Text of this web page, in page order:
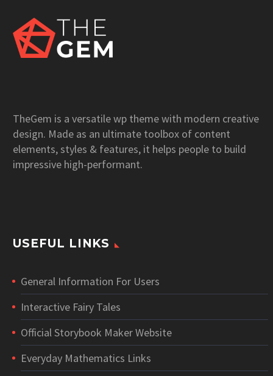
TheGem is a versatile wp theme with modern creative
design. Made as an ultimate toolbox of content
elements, styles & features, it helps people to build
impressive high-performant.
USEFUL LINKS
General Information For Users
Interactive Fairy Tales
Official Storybook Maker Website
Everyday Mathematics Links